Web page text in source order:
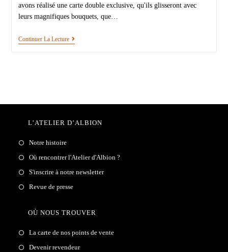
avons réalisé une carte double exclusive, qu'ils glisseront avec
leurs magnifiques bouquets, que…
Continuer La Lecture
L’ATELIER D’ALBION
Notre histoire
Où rencontrer l'Atelier d'Albion ?
S'inscrire à notre newsletter
Revue de presse
OÙ NOUS TROUVER
La carte de nos points de vente
Devenir revendeur